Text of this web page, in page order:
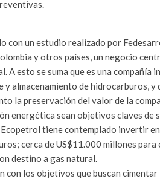
con un estudio realizado por
y otros países, un negocio
A esto se suma que es una
almacenamiento de hidrocarburos, y
la preservación del valor de la
energética sean objetivos claves de
tiene contemplado invertir
cerca de US$11.000 millones
destino a gas natural.
con los objetivos que buscan